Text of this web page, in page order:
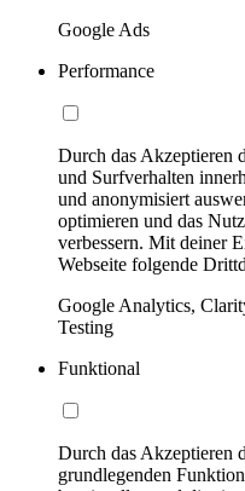
Google Ads
Performance
Durch das Akzeptieren
und Surfverhalten
und anonymisiert
optimieren und das
verbessern. Mit deiner
Webseite folgende
Google Analytics,
Testing
Funktional
Durch das Akzeptieren
grundlegenden